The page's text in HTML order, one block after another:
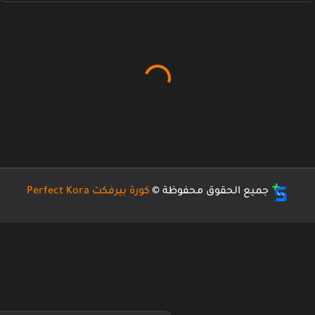
جميع الحقوق محفوظة © كورة بيرفكت Perfect Kora